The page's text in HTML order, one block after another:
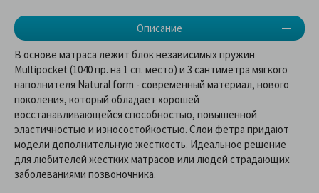
Описание
В основе матраса лежит блок независимых пружин
Multipocket (1040 пр. на 1 сп. место) и 3 сантиметра мягкого
наполнителя Natural form - современный материал, нового
поколения, который обладает хорошей
восстанавливающейся способностью, повышенной
эластичностью и износостойкостью. Слои фетра придают
модели дополнительную жесткость. Идеальное решение
для любителей жестких матрасов или людей страдающих
заболеваниями позвоночника.